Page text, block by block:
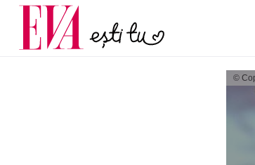
©
Carieră
Actualitate